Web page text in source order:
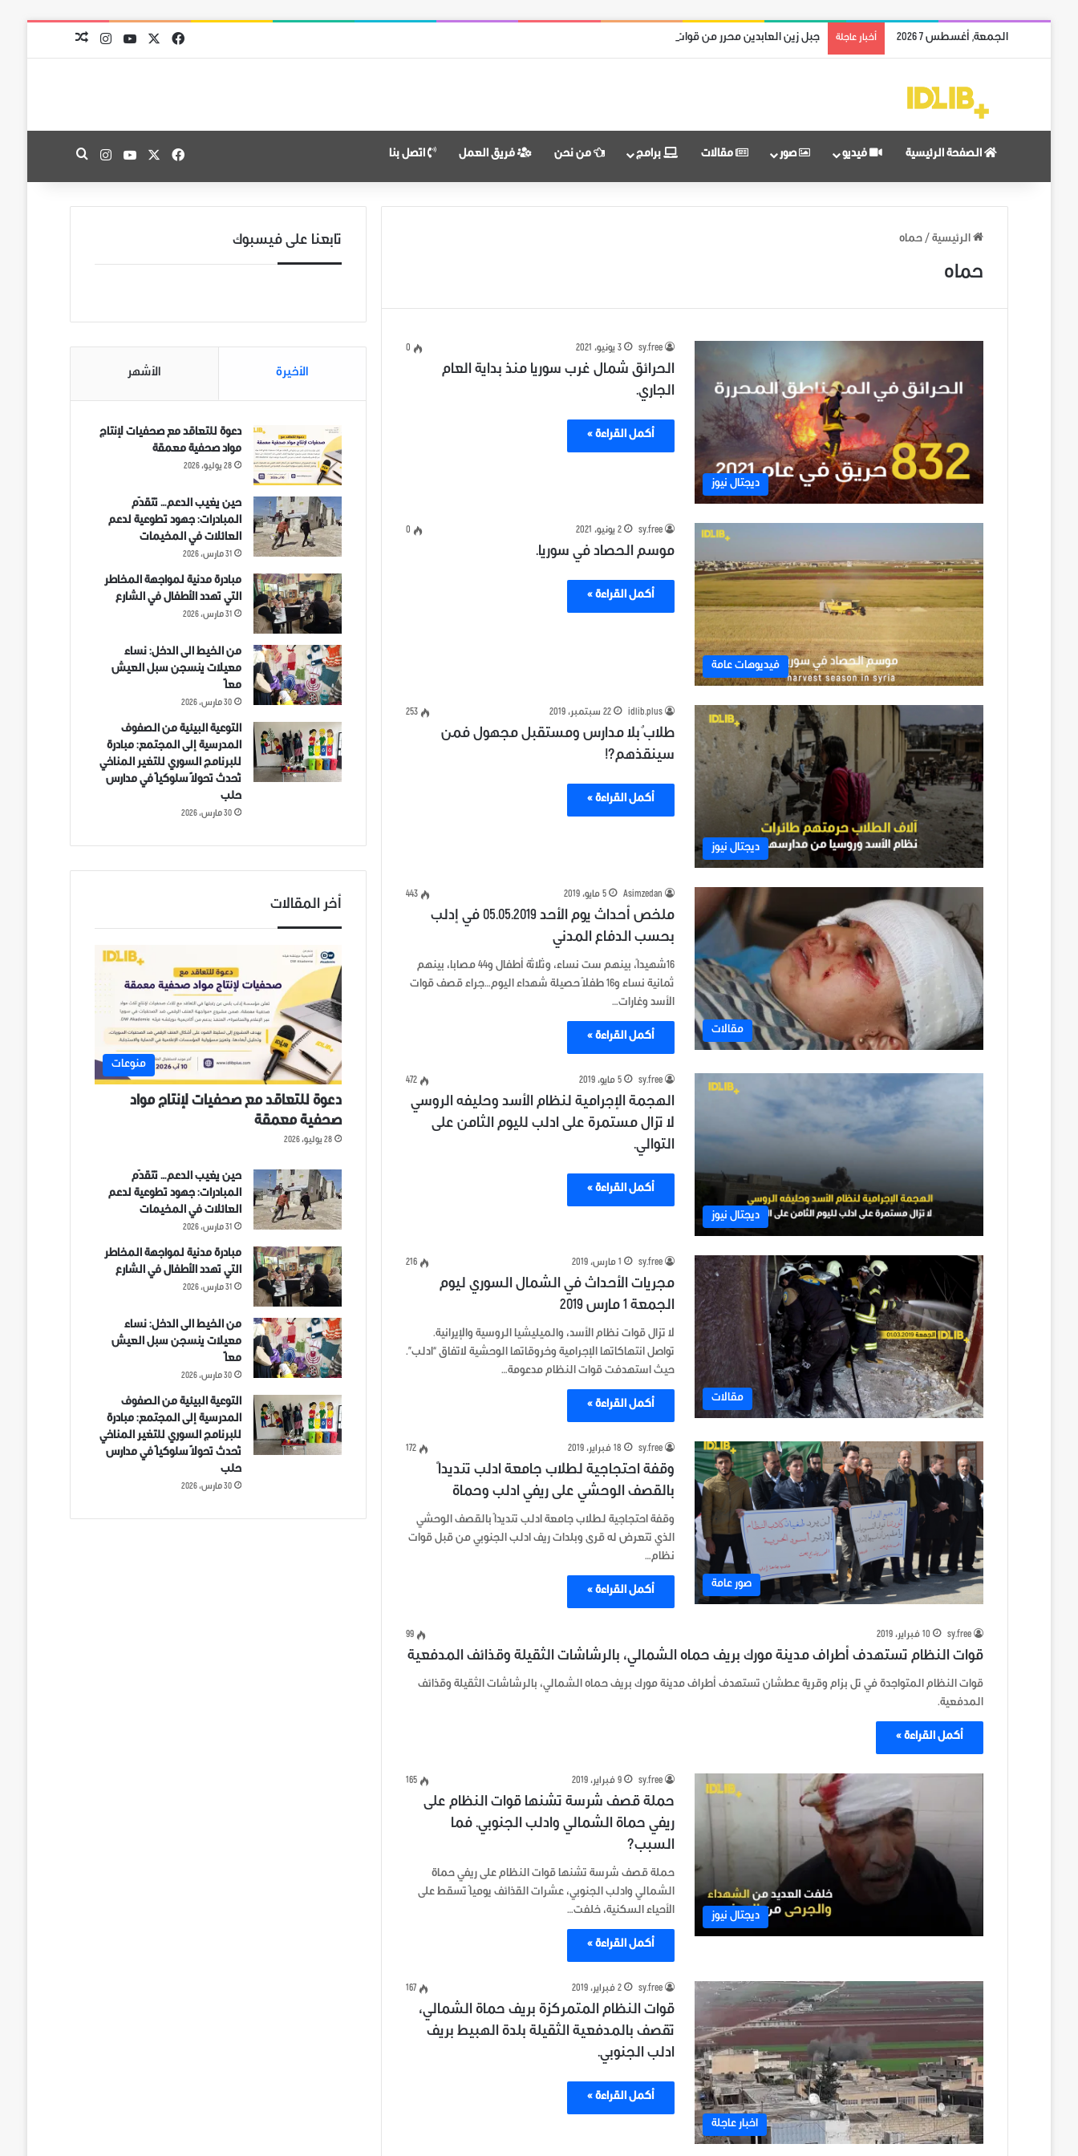
الجمعة, أغسطس 7 2026 أخبار عاجلة جبل زين العابدين محرر من قوات النظام وميليشياته فيسبوك
‫X
‫YouTubeانستقراممقال عشوائي
الصفحة الرئيسية فيديو صور مقالات برامج من نحن فريق العمل اتصل بنا فيسبوك
‫X
‫YouTubeانستقرامبحث عن
الرئيسية / حماه
حماه
ديجتال نيوز
sy.free 3 يونيو، 2021 0
الحرائق شمال غرب سوريا منذ بداية العام
الجاري.
أكمل القراءة »
فيديوهات عامة
sy.free 2 يونيو، 2021 0
موسم الحصاد في سوريا.
أكمل القراءة »
ديجتال نيوز
idlib.plus 22 سبتمبر، 2019 253
طلابٌ بلا مدارس ومستقبل مجهول فمن
سينقذهم؟!
أكمل القراءة »
مقالات
Asimzedan 5 مايو، 2019 443
ملخص أحداث يوم الأحد 05.05.2019 في إدلب
بحسب الدفاع المدني
16شهيداً، بينهم ست نساء، وثلاثة أطفال و44 مصابا، بينهم
ثمانية نساء و16 طفلاً حصيلة شهداء اليوم…جراء قصف قوات
الأسد وغارات…
أكمل القراءة »
ديجتال نيوز
sy.free 5 مايو، 2019 472
الهجمة الإجرامية لنظام الأسد وحليفه الروسي
لا تزال مستمرة على ادلب لليوم الثامن على
التوالي.
أكمل القراءة »
مقالات
sy.free 1 مارس، 2019 216
مجريات الأحداث في الشمال السوري ليوم
الجمعة 1 مارس 2019
لا تزال قوات نظام الأسد، والميليشيا الروسية والإيرانية.
تواصل انتهاكاتها الإجرامية وخروقاتها الوحشية لاتفاق “ادلب”.
حيث استهدفت قوات النظام مدعومة…
أكمل القراءة »
صور عامة
sy.free 18 فبراير، 2019 172
وقفة احتجاجية لطلاب جامعة ادلب تنديداً
بالقصف الوحشي على ريفي ادلب وحماة
وقفة احتجاجية لطلاب جامعة ادلب تنديداً بالقصف الوحشي
الذي تتعرض له قرى وبلدات ريف ادلب الجنوبي من قبل قوات
نظام…
أكمل القراءة »
sy.free 10 فبراير، 2019 99
قوات النظام تستهدف أطراف مدينة مورك بريف حماه الشمالي، بالرشاشات الثقيلة وقذائف المدفعية
قوات النظام المتواجدة في تل بزام وقرية عطشان تستهدف أطراف مدينة مورك بريف حماه الشمالي، بالرشاشات الثقيلة وقذائف
المدفعية.
أكمل القراءة »
ديجتال نيوز
sy.free 9 فبراير، 2019 165
حملة قصف شرسة تشنها قوات النظام على
ريفي حماة الشمالي وادلب الجنوبي. فما
السبب؟
حملة قصف شرسة تشنها قوات النظام على ريفي حماة
الشمالي وادلب الجنوبي، عشرات القذائف يومياً تسقط على
الأحياء السكنية، خلفت…
أكمل القراءة »
اخبار عاجلة
sy.free 2 فبراير، 2019 167
قوات النظام المتمركزة بريف حماة الشمالي،
تقصف بالمدفعية الثقيلة بلدة الهبيط بريف
ادلب الجنوبي.
أكمل القراءة »
تابعنا على فيسبوك
الأخيرة الأشهر
دعوة للتعاقد مع صحفيات لإنتاج
مواد صحفية معمقة
28 يوليو، 2026
حين يغيب الدعم… تتقدّم
المبادرات: جهود تطوعية لدعم
العائلات في المخيمات
31 مارس، 2026
مبادرة مدنية لمواجهة المخاطر
التي تهدد الأطفال في الشارع
31 مارس، 2026
من الخيط الى الدخل: نساء
معيلات ينسجن سبل العيش
معاً
30 مارس، 2026
التوعية البيئية من الصفوف
المدرسية إلى المجتمع: مبادرة
للبرنامج السوري للتغير المناخي
تُحدث تحولاً سلوكياً في مدارس
حلب
30 مارس، 2026
أخر المقالات
منوعات
دعوة للتعاقد مع صحفيات لإنتاج مواد
صحفية معمقة
28 يوليو، 2026
حين يغيب الدعم… تتقدّم
المبادرات: جهود تطوعية لدعم
العائلات في المخيمات
31 مارس، 2026
مبادرة مدنية لمواجهة المخاطر
التي تهدد الأطفال في الشارع
31 مارس، 2026
من الخيط الى الدخل: نساء
معيلات ينسجن سبل العيش
معاً
30 مارس، 2026
التوعية البيئية من الصفوف
المدرسية إلى المجتمع: مبادرة
للبرنامج السوري للتغير المناخي
تُحدث تحولاً سلوكياً في مدارس
حلب
30 مارس، 2026